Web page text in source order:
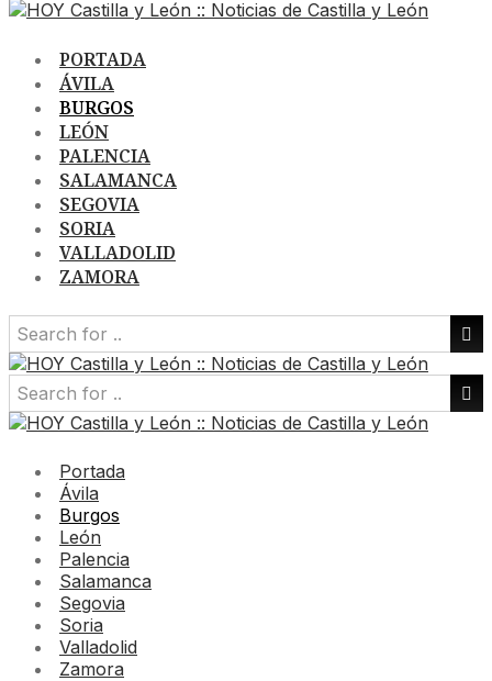
PORTADA
ÁVILA
BURGOS
LEÓN
PALENCIA
SALAMANCA
SEGOVIA
SORIA
VALLADOLID
ZAMORA
Portada
Ávila
Burgos
León
Palencia
Salamanca
Segovia
Soria
Valladolid
Zamora